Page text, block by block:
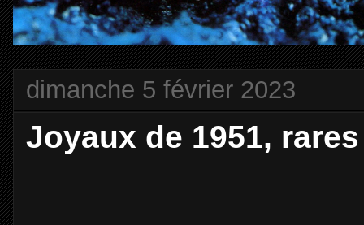
dimanche 5 février 2023
Joyaux de 1951,